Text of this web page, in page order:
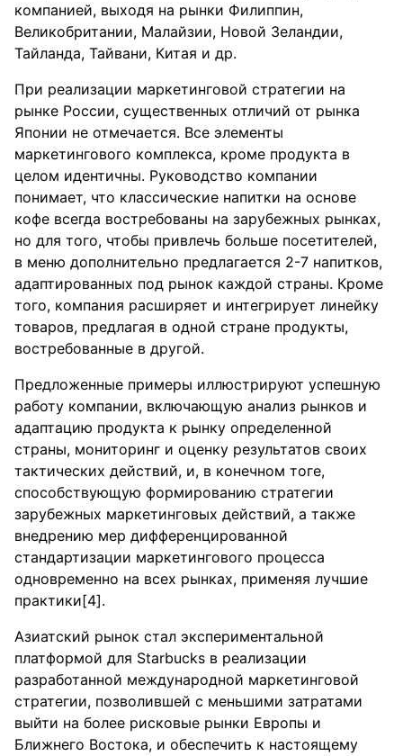
компанией, выходя на рынки Филиппин,
Великобритании, Малайзии, Новой Зеландии,
Тайланда, Тайвани, Китая и др.
При реализации маркетинговой стратегии на
рынке России, существенных отличий от рынка
Японии не отмечается. Все элементы
маркетингового комплекса, кроме продукта в
целом идентичны. Руководство компании
понимает, что классические напитки на основе
кофе всегда востребованы на зарубежных рынках,
но для того, чтобы привлечь больше посетителей,
в меню дополнительно предлагается 2-7 напитков,
адаптированных под рынок каждой страны. Кроме
того, компания расширяет и интегрирует линейку
товаров, предлагая в одной стране продукты,
востребованные в другой.
Предложенные примеры иллюстрируют успешную
работу компании, включающую анализ рынков и
адаптацию продукта к рынку определенной
страны, мониторинг и оценку результатов своих
тактических действий, и, в конечном тоге,
способствующую формированию стратегии
зарубежных маркетинговых действий, а также
внедрению мер дифференцированной
стандартизации маркетингового процесса
одновременно на всех рынках, применяя лучшие
практики[4].
Азиатский рынок стал экспериментальной
платформой для Starbucks в реализации
разработанной международной маркетинговой
стратегии, позволившей с меньшими затратами
выйти на более рисковые рынки Европы и
Ближнего Востока, и обеспечить к настоящему